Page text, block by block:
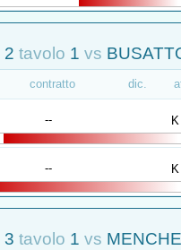
2 tavolo 1 vs
contratto dic.
-- K
-- K
3 tavolo 1 vs